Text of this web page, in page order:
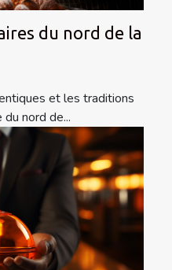
du nord de la
et les traditions
nord de...